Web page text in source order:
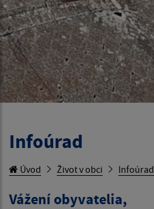
Infoúrad
Úvod Život v obci Infoúrad
Vážení obyvatelia,